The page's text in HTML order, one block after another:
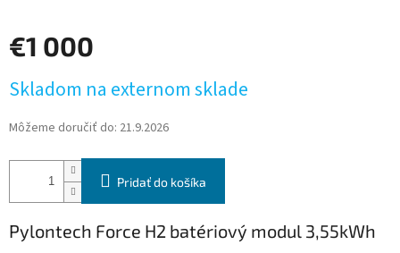
€1 000
cena:
Skladom na externom sklade
Môžeme doručiť do: 21.9.2026
Pridať do košíka
Pylontech Force H2 batériový modul 3,55kWh